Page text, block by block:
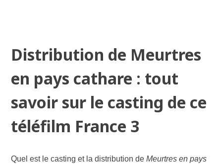
Distribution de Meurtres
en pays cathare : tout
savoir sur le casting de ce
téléfilm France 3
Quel est le casting et la distribution deMeurtres en pays